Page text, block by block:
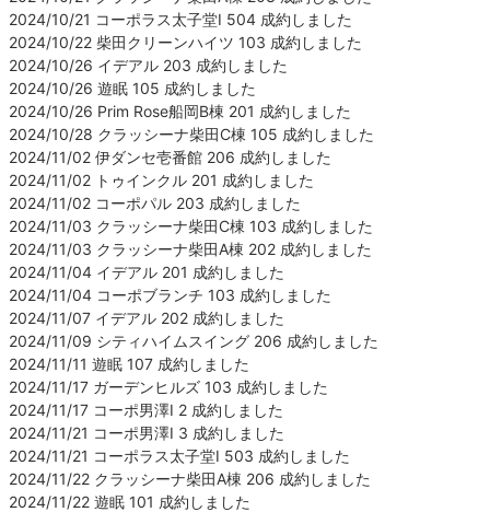
2024/10/21 コーポラス太子堂Ⅰ 504 成約しました
2024/10/22 柴田クリーンハイツ 103 成約しました
2024/10/26 イデアル 203 成約しました
2024/10/26 遊眠 105 成約しました
2024/10/26 Prim Rose船岡B棟 201 成約しました
2024/10/28 クラッシーナ柴田C棟 105 成約しました
2024/11/02 伊ダンセ壱番館 206 成約しました
2024/11/02 トゥインクル 201 成約しました
2024/11/02 コーポパル 203 成約しました
2024/11/03 クラッシーナ柴田C棟 103 成約しました
2024/11/03 クラッシーナ柴田A棟 202 成約しました
2024/11/04 イデアル 201 成約しました
2024/11/04 コーポブランチ 103 成約しました
2024/11/07 イデアル 202 成約しました
2024/11/09 シティハイムスイング 206 成約しました
2024/11/11 遊眠 107 成約しました
2024/11/17 ガーデンヒルズ 103 成約しました
2024/11/17 コーポ男澤Ⅰ 2 成約しました
2024/11/21 コーポ男澤Ⅰ 3 成約しました
2024/11/21 コーポラス太子堂Ⅰ 503 成約しました
2024/11/22 クラッシーナ柴田A棟 206 成約しました
2024/11/22 遊眠 101 成約しました